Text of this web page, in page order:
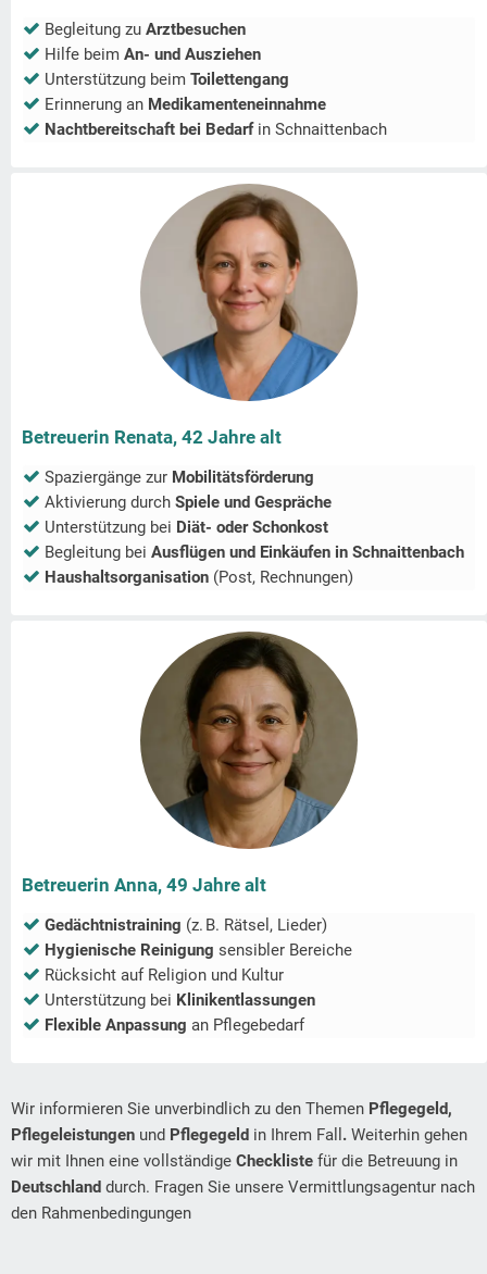
Begleitung zu Arztbesuchen
Hilfe beim An- und Ausziehen
Unterstützung beim Toilettengang
Erinnerung an Medikamenteneinnahme
Nachtbereitschaft bei Bedarfin Schnaittenbach
Betreuerin Renata, 42 Jahre alt
Spaziergänge zur Mobilitätsförderung
Aktivierung durch Spiele und Gespräche
Unterstützung bei Diät- oder Schonkost
Begleitung bei Ausflügen und Einkäufen in Schnaittenbach
Haushaltsorganisation (Post, Rechnungen)
Betreuerin Anna, 49 Jahre alt
Gedächtnistraining (z. B. Rätsel, Lieder)
Hygienische Reinigung sensibler Bereiche
Rücksicht auf Religion und Kultur
Unterstützung bei Klinikentlassungen
Flexible Anpassung an Pflegebedarf
Wir informieren Sie unverbindlich zu den Themen Pflegegeld,
Pflegeleistungen und Pflegegeld in Ihrem Fall . Weiterhin gehen
wir mit Ihnen eine vollständige Checkliste für die Betreuung in
Deutschland durch. Fragen Sie unsere Vermittlungsagentur nach
den Rahmenbedingungen